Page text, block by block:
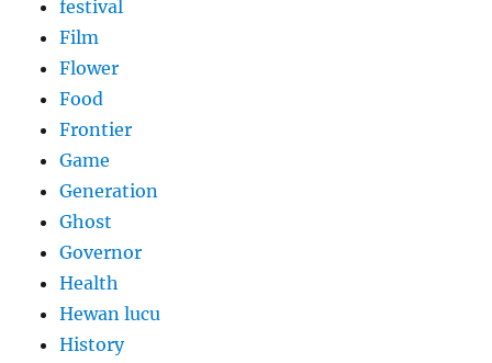
festival
Film
Flower
Food
Frontier
Game
Generation
Ghost
Governor
Health
Hewan lucu
History